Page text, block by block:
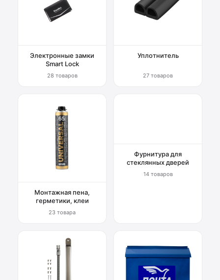
Электронные замки
Smart Lock
28 товаров
Уплотнитель
27 товаров
Монтажная пена,
герметики, клеи
23 товара
Фурнитура для
стеклянных дверей
14 товаров